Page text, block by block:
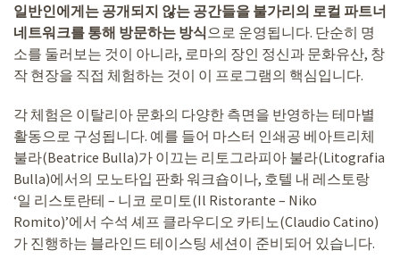
일반인에게는 공개되지 않는 공간들을 불가리의 로컬 파트너
네트워크를 통해 방문하는 방식으로 운영됩니다. 단순히 명
소를 둘러보는 것이 아니라, 로마의 장인 정신과 문화유산, 창
작 현장을 직접 체험하는 것이 이 프로그램의 핵심입니다.
각 체험은 이탈리아 문화의 다양한 측면을 반영하는 테마별
활동으로 구성됩니다. 예를 들어 마스터 인쇄공 베아트리체
불라(Beatrice Bulla)가 이끄는 리토그라피아 불라(Litografia
Bulla)에서의 모노타입 판화 워크숍이나, 호텔 내 레스토랑
‘일 리스토란테 – 니코 로미토(Il Ristorante – Niko
Romito)’에서 수석 셰프 클라우디오 카티노(Claudio Catino)
가 진행하는 블라인드 테이스팅 세션이 준비되어 있습니다.